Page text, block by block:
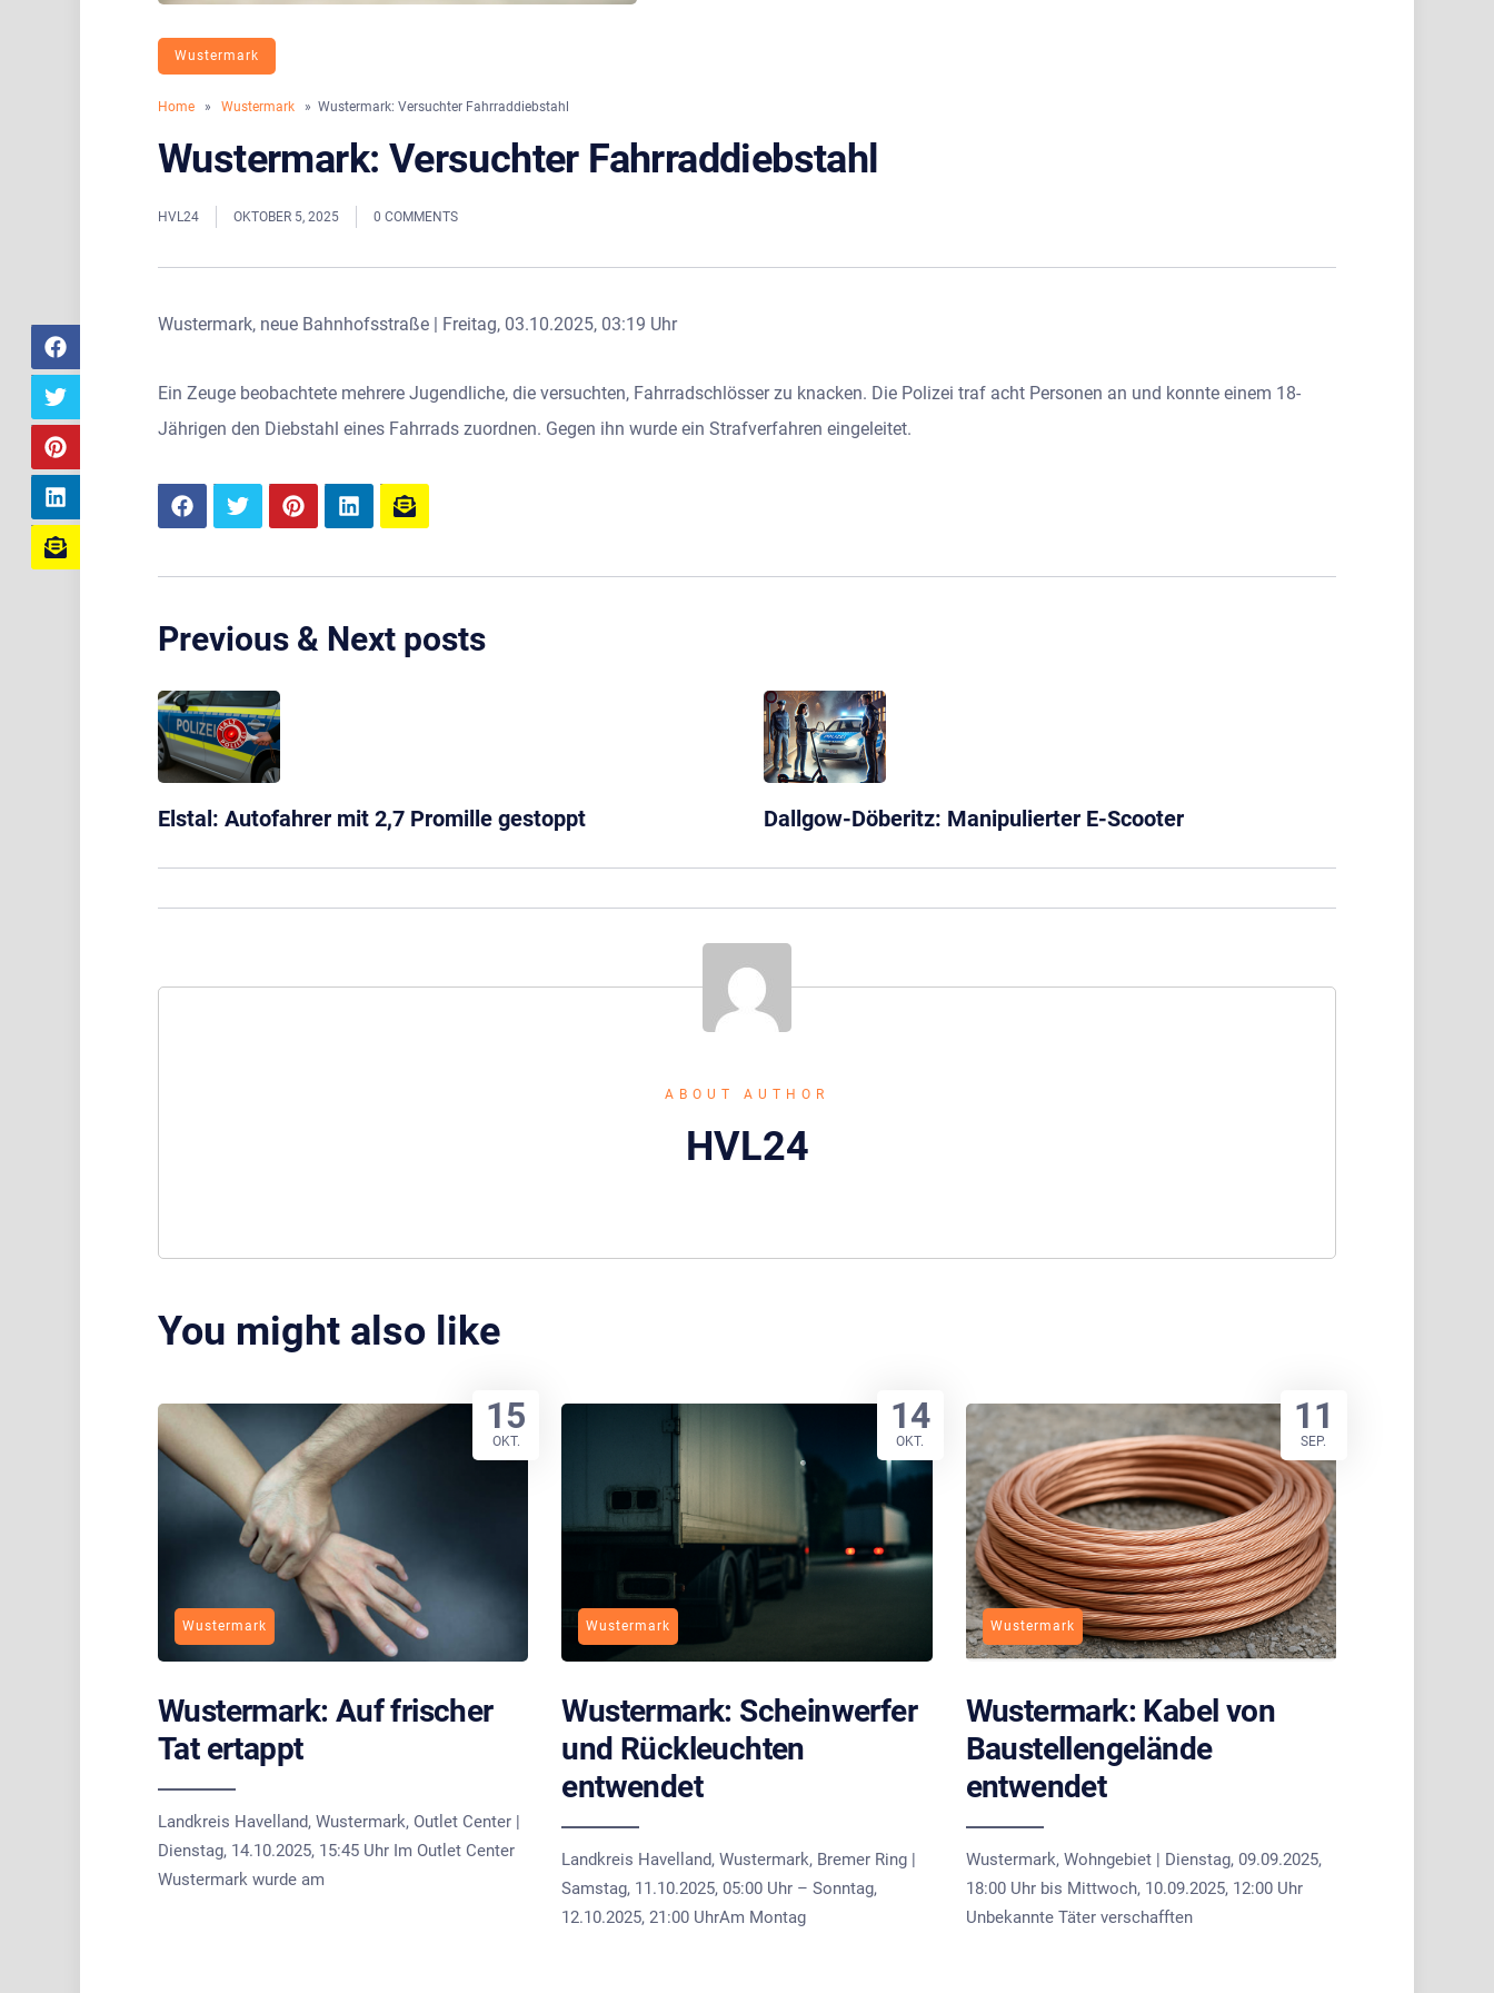
Wustermark
Home » Wustermark » Wustermark: Versuchter Fahrraddiebstahl
Wustermark: Versuchter Fahrraddiebstahl
HVL24 OKTOBER 5, 2025 0 COMMENTS
Wustermark, neue Bahnhofsstraße | Freitag, 03.10.2025, 03:19 Uhr
Ein Zeuge beobachtete mehrere Jugendliche, die versuchten, Fahrradschlösser zu knacken. Die Polizei traf acht Personen an und konnte einem 18-
Jährigen den Diebstahl eines Fahrrads zuordnen. Gegen ihn wurde ein Strafverfahren eingeleitet.
Previous & Next posts
Elstal: Autofahrer mit 2,7 Promille gestoppt Dallgow-Döberitz: Manipulierter E-Scooter
ABOUT AUTHOR
HVL24
You might also like
Wustermark
Wustermark: Auf frischer
Tat ertappt
Landkreis Havelland, Wustermark, Outlet Center |
Dienstag, 14.10.2025, 15:45 Uhr Im Outlet Center
Wustermark wurde am
15
OKT.
Wustermark
Wustermark: Scheinwerfer
und Rückleuchten
entwendet
Landkreis Havelland, Wustermark, Bremer Ring |
Samstag, 11.10.2025, 05:00 Uhr – Sonntag,
12.10.2025, 21:00 UhrAm Montag
14
OKT.
Wustermark
Wustermark: Kabel von
Baustellengelände
entwendet
Wustermark, Wohngebiet | Dienstag, 09.09.2025,
18:00 Uhr bis Mittwoch, 10.09.2025, 12:00 Uhr
Unbekannte Täter verschafften
11
SEP.